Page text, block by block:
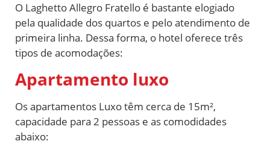
O Laghetto Allegro Fratello é bastante elogiado
pela qualidade dos quartos e pelo atendimento de
primeira linha. Dessa forma, o hotel oferece três
tipos de acomodações:
Apartamento luxo
Os apartamentos Luxo têm cerca de 15m²,
capacidade para 2 pessoas e as comodidades
abaixo: